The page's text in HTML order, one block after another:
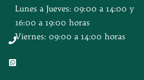
Lunes a Jueves: 09:00 a 14:00 y
16:00 a 19:00 horas
Viernes: 09:00 a 14:00 horas
Button
Button